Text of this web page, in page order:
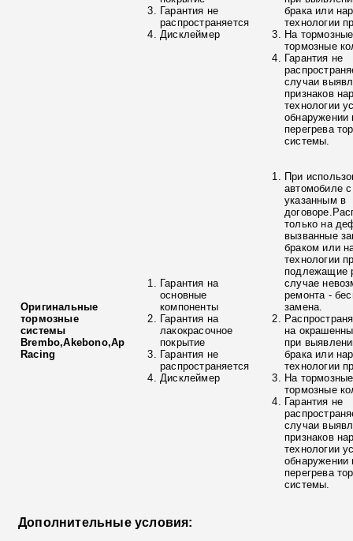
Гарантия не
распространяется
Дисклеймер
брака или
технологии
На
тормозные
Гарантия не
случаи
признаков
технологии
обнаружении
перегрева
системы.
Оригинальные
тормозные
системы
Brembo,Akebono,Ap
Racing
Гарантия на
основные
компоненты
Гарантия на
лакокрасочное
покрытие
Гарантия не
распространяется
Дисклеймер
При
автомобиле
указанным в
только на
вызванные
браком или
технологии
подлежащие
случае
ремонта -
замена.
на
при
брака или
технологии
На
тормозные
Гарантия не
случаи
признаков
технологии
обнаружении
перегрева
системы.
Дополнительные условия: